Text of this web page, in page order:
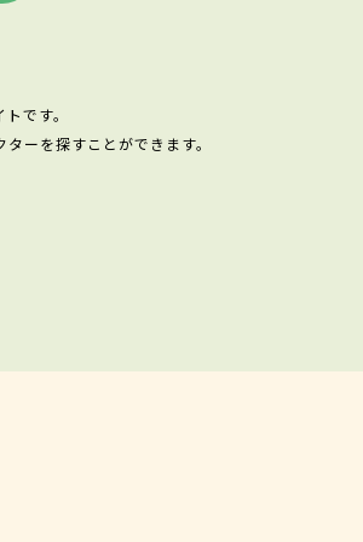
です。
ーを探すことができます。